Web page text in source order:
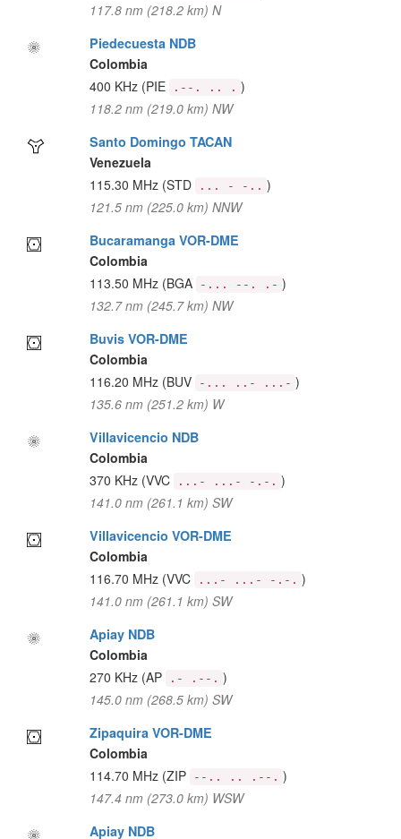
117.8 nm (218.2 km) N
Piedecuesta NDB
Colombia
400 KHz (PIE .--. .. . )
118.2 nm (219.0 km) NW
Santo Domingo TACAN
Venezuela
115.30 MHz (STD ... - -.. )
121.5 nm (225.0 km) NNW
Bucaramanga VOR-DME
Colombia
113.50 MHz (BGA -... --. .- )
132.7 nm (245.7 km) NW
Buvis VOR-DME
Colombia
116.20 MHz (BUV -... ..- ...- )
135.6 nm (251.2 km) W
Villavicencio NDB
Colombia
370 KHz (VVC ...- ...- -.-. )
141.0 nm (261.1 km) SW
Villavicencio VOR-DME
Colombia
116.70 MHz (VVC ...- ...- -.-. )
141.0 nm (261.1 km) SW
Apiay NDB
Colombia
270 KHz (AP .- .--. )
145.0 nm (268.5 km) SW
Zipaquira VOR-DME
Colombia
114.70 MHz (ZIP --.. .. .--. )
147.4 nm (273.0 km) WSW
Apiay NDB